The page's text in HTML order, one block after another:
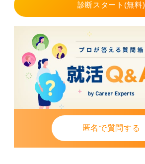
診断スタート(無料)
匿名で質問する